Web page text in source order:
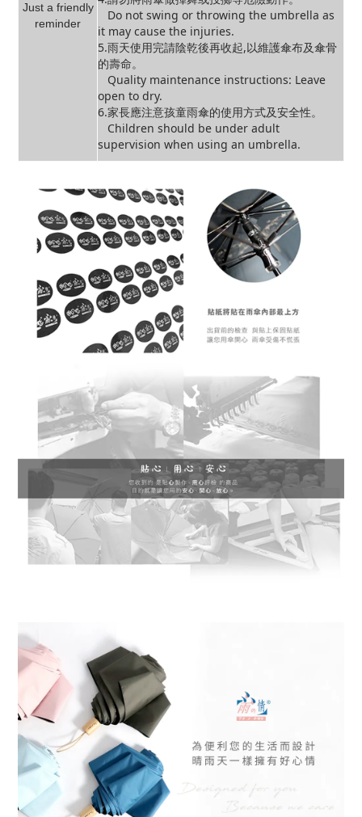
Just a friendly
reminder
Do not swing or throwing the umbrella as
it may cause the injuries.
5.雨天使用完請陰乾後再收起,以維護傘布及傘骨
的壽命。
Quality maintenance instructions: Leave
open to dry.
6.家長應注意孩童雨傘的使用方式及安全性。
Children should be under adult
supervision when using an umbrella.